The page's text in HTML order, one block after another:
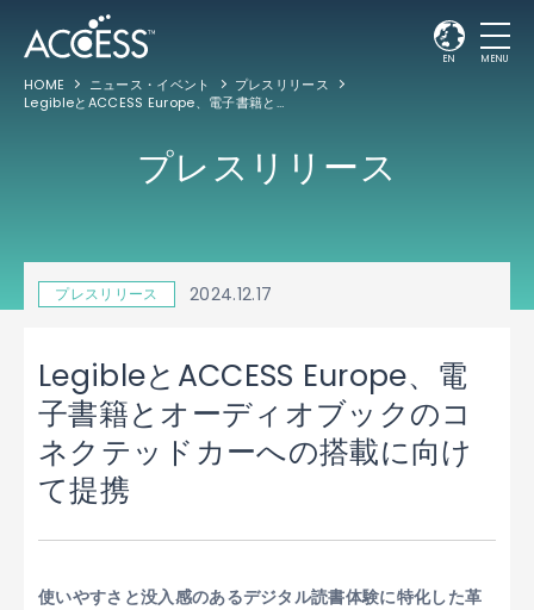
EN MENU
HOME ニュース・イベント
プレスリリース
LegibleとACCESS Europe、電子書籍とオーディオブックのコネクテッドカーへの搭載に向けて提携
プレスリリース
プレスリリース 2024.12.17
LegibleとACCESS Europe、電
子書籍とオーディオブックのコ
ネクテッドカーへの搭載に向け
て提携
使いやすさと没入感のあるデジタル読書体験に特化した革